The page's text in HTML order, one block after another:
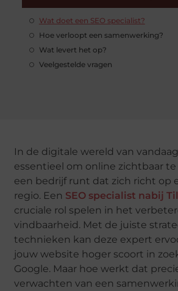
Wat doet een SEO specialist?
Hoe verloopt een samenwerking?
Wat levert het op?
Veelgestelde vragen
In de digitale wereld van
essentieel om online zichtbaar te
een bedrijf runt dat zich richt op
regio. Een SEO specialist nabij
cruciale rol spelen in het
vindbaarheid. Met de juiste
technieken kan deze expert
jouw website hoger scoort in
Google. Maar hoe werkt dat
verwachten van een